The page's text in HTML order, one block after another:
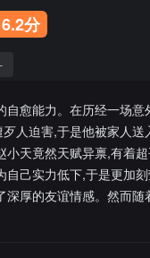
6.2分
自愈能力。在历经一场
人迫害,于是他被家人
小天竟然天赋异禀,有着
己实力低下,于是更加
厚的友谊情感。然而